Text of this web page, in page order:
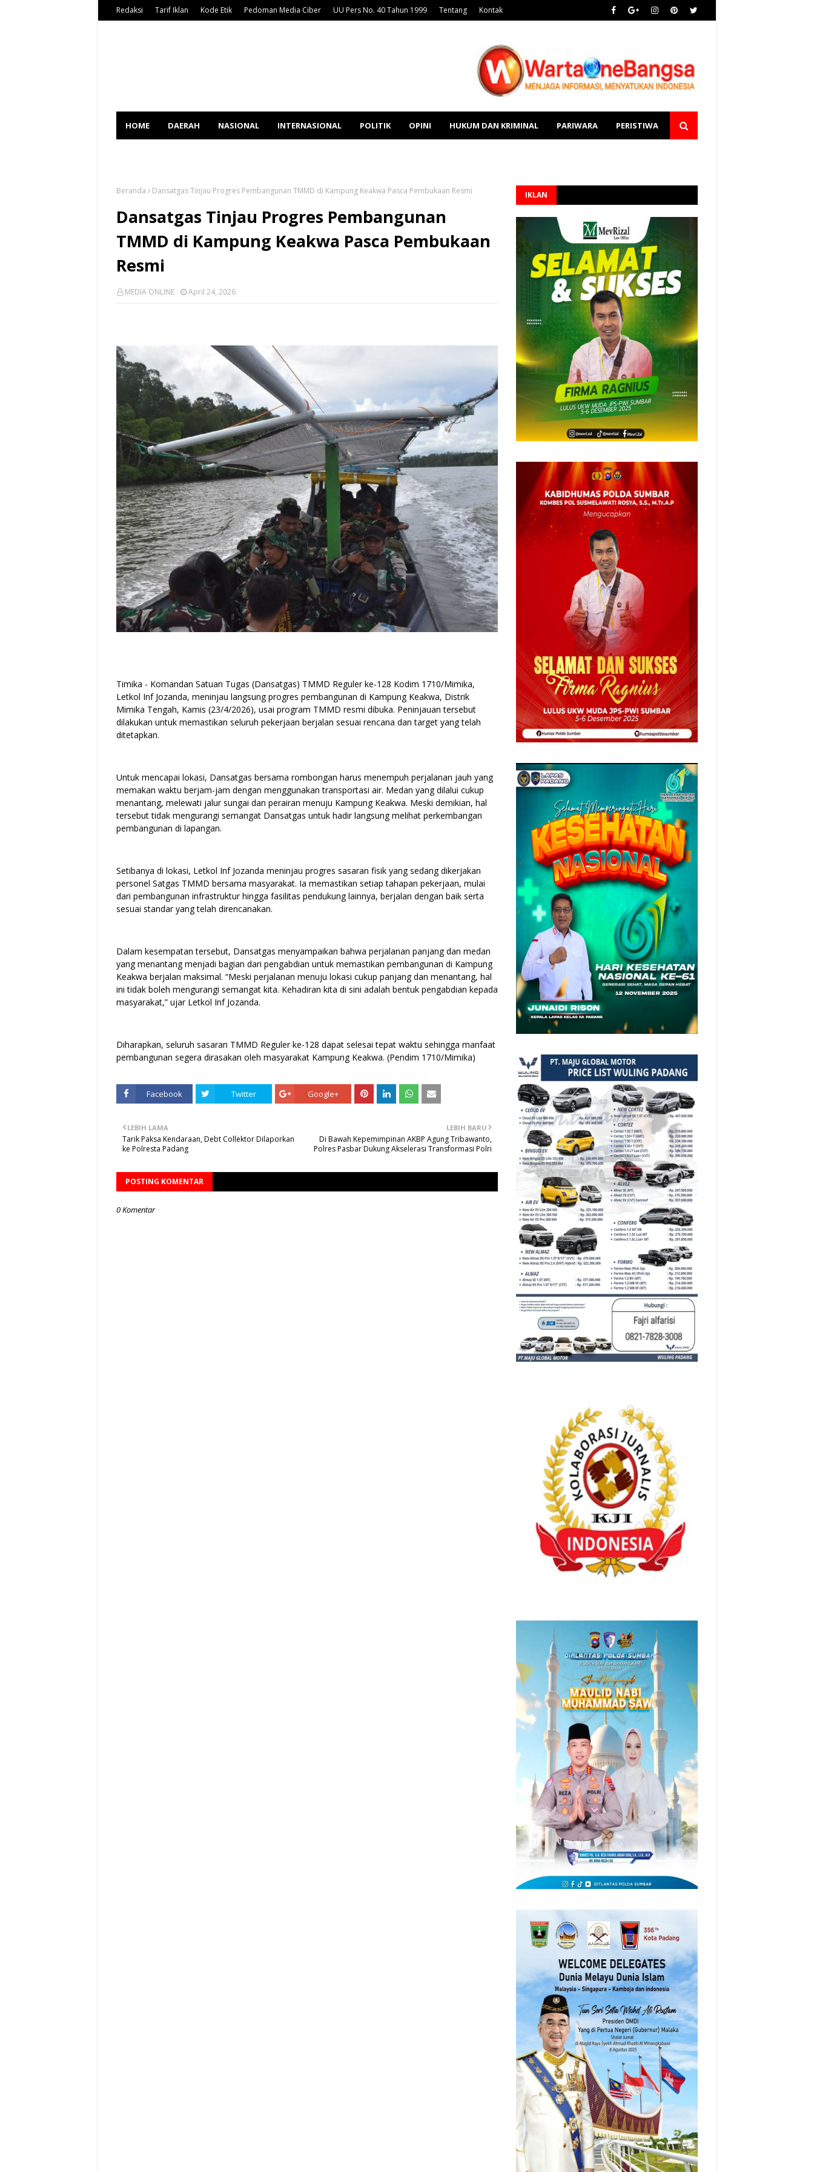
Redaksi Tarif Iklan Kode Etik Pedoman Media Ciber UU Pers No. 40 Tahun 1999 Tentang Kontak
HOME DAERAH NASIONAL INTERNASIONAL POLITIK OPINI HUKUM DAN KRIMINAL PARIWARA PERISTIWA
Beranda Dansatgas Tinjau Progres Pembangunan TMMD di Kampung Keakwa Pasca Pembukaan Resmi
Dansatgas Tinjau Progres Pembangunan
TMMD di Kampung Keakwa Pasca Pembukaan
Resmi
MEDIA ONLINE April 24, 2026
Timika - Komandan Satuan Tugas (Dansatgas) TMMD Reguler ke-128 Kodim 1710/Mimika,
Letkol Inf Jozanda, meninjau langsung progres pembangunan di Kampung Keakwa, Distrik
Mimika Tengah, Kamis (23/4/2026), usai program TMMD resmi dibuka. Peninjauan tersebut
dilakukan untuk memastikan seluruh pekerjaan berjalan sesuai rencana dan target yang telah
ditetapkan.
Untuk mencapai lokasi, Dansatgas bersama rombongan harus menempuh perjalanan jauh yang
memakan waktu berjam-jam dengan menggunakan transportasi air. Medan yang dilalui cukup
menantang, melewati jalur sungai dan perairan menuju Kampung Keakwa. Meski demikian, hal
tersebut tidak mengurangi semangat Dansatgas untuk hadir langsung melihat perkembangan
pembangunan di lapangan.
Setibanya di lokasi, Letkol Inf Jozanda meninjau progres sasaran fisik yang sedang dikerjakan
personel Satgas TMMD bersama masyarakat. Ia memastikan setiap tahapan pekerjaan, mulai
dari pembangunan infrastruktur hingga fasilitas pendukung lainnya, berjalan dengan baik serta
sesuai standar yang telah direncanakan.
Dalam kesempatan tersebut, Dansatgas menyampaikan bahwa perjalanan panjang dan medan
yang menantang menjadi bagian dari pengabdian untuk memastikan pembangunan di Kampung
Keakwa berjalan maksimal. “Meski perjalanan menuju lokasi cukup panjang dan menantang, hal
ini tidak boleh mengurangi semangat kita. Kehadiran kita di sini adalah bentuk pengabdian kepada
masyarakat,” ujar Letkol Inf Jozanda.
Diharapkan, seluruh sasaran TMMD Reguler ke-128 dapat selesai tepat waktu sehingga manfaat
pembangunan segera dirasakan oleh masyarakat Kampung Keakwa. (Pendim 1710/Mimika)
Facebook Twitter Google+
LEBIH BARU
Di Bawah Kepemimpinan AKBP Agung Tribawanto,
Polres Pasbar Dukung Akselerasi Transformasi Polri
LEBIH LAMA
Tarik Paksa Kendaraan, Debt Collektor Dilaporkan
ke Polresta Padang
POSTING KOMENTAR
0 Komentar
IKLAN